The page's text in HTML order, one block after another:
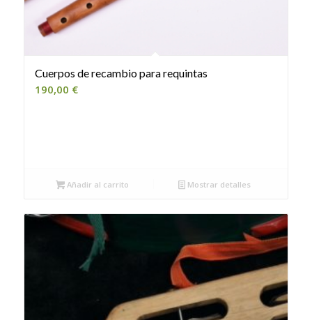
Cuerpos de recambio para requintas
190,00 €
Añadir al carrito Mostrar detalles